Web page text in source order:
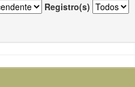
Registro(s)